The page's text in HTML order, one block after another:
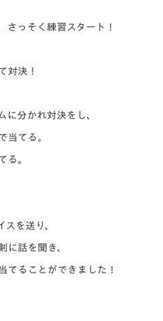
さっそく練習スタート！
対決！
に分かれ対決をし、
当てる。
る。
を送り、
に話を聞き、
てることができました！